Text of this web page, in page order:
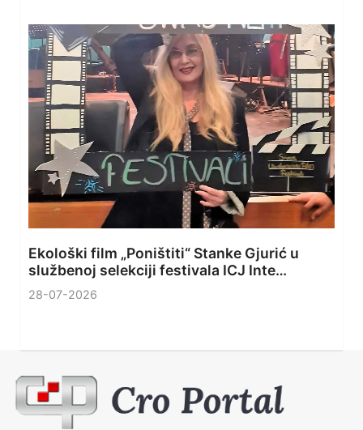
Ekološki film „Poništiti“ Stanke Gjurić u
službenoj selekciji festivala ICJ Inte…
28-07-2026